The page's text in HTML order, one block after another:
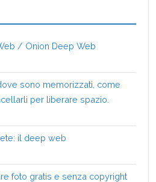
/ Onion Deep Web
sono memorizzati, come
per liberare spazio.
il deep web
foto gratis e senza copyright